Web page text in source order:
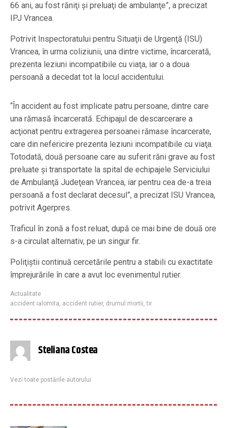
66 ani, au fost răniţi şi preluaţi de ambulanţe”, a precizat
IPJ Vrancea.
Potrivit Inspectoratului pentru Situaţii de Urgenţă (ISU)
Vrancea, în urma coliziunii, una dintre victime, încarcerată,
prezenta leziuni incompatibile cu viaţa, iar o a doua
persoană a decedat tot la locul accidentului.
“În accident au fost implicate patru persoane, dintre care
una rămasă încarcerată. Echipajul de descarcerare a
acţionat pentru extragerea persoanei rămase încarcerate,
care din nefericire prezenta leziuni incompatibile cu viaţa.
Totodată, două persoane care au suferit răni grave au fost
preluate şi transportate la spital de echipajele Serviciului
de Ambulanţă Judeţean Vrancea, iar pentru cea de-a treia
persoană a fost declarat decesul”, a precizat ISU Vrancea,
potrivit Agerpres.
Traficul în zonă a fost reluat, după ce mai bine de două ore
s-a circulat alternativ, pe un singur fir.
Poliţiştii continuă cercetările pentru a stabili cu exactitate
împrejurările în care a avut loc evenimentul rutier.
Actualitate
accident ialomita, accident rutier, drumul mortii,tir
Steliana Costea
Vezi toate postările autorului